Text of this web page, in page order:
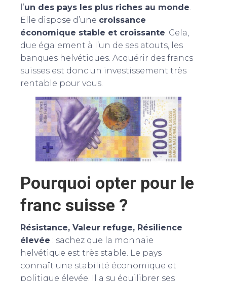
l’un des pays les plus riches au monde.
Elle dispose d’une croissance
économique stable et croissante. Cela,
due également à l’un de ses atouts, les
banques helvétiques. Acquérir des francs
suisses est donc un investissement très
rentable pour vous.
Pourquoi opter pour le
franc suisse ?
Résistance, Valeur refuge, Résilience
élevée : sachez que la monnaie
helvétique est très stable. Le pays
connaît une stabilité économique et
politique élevée. Il a su équilibrer ses